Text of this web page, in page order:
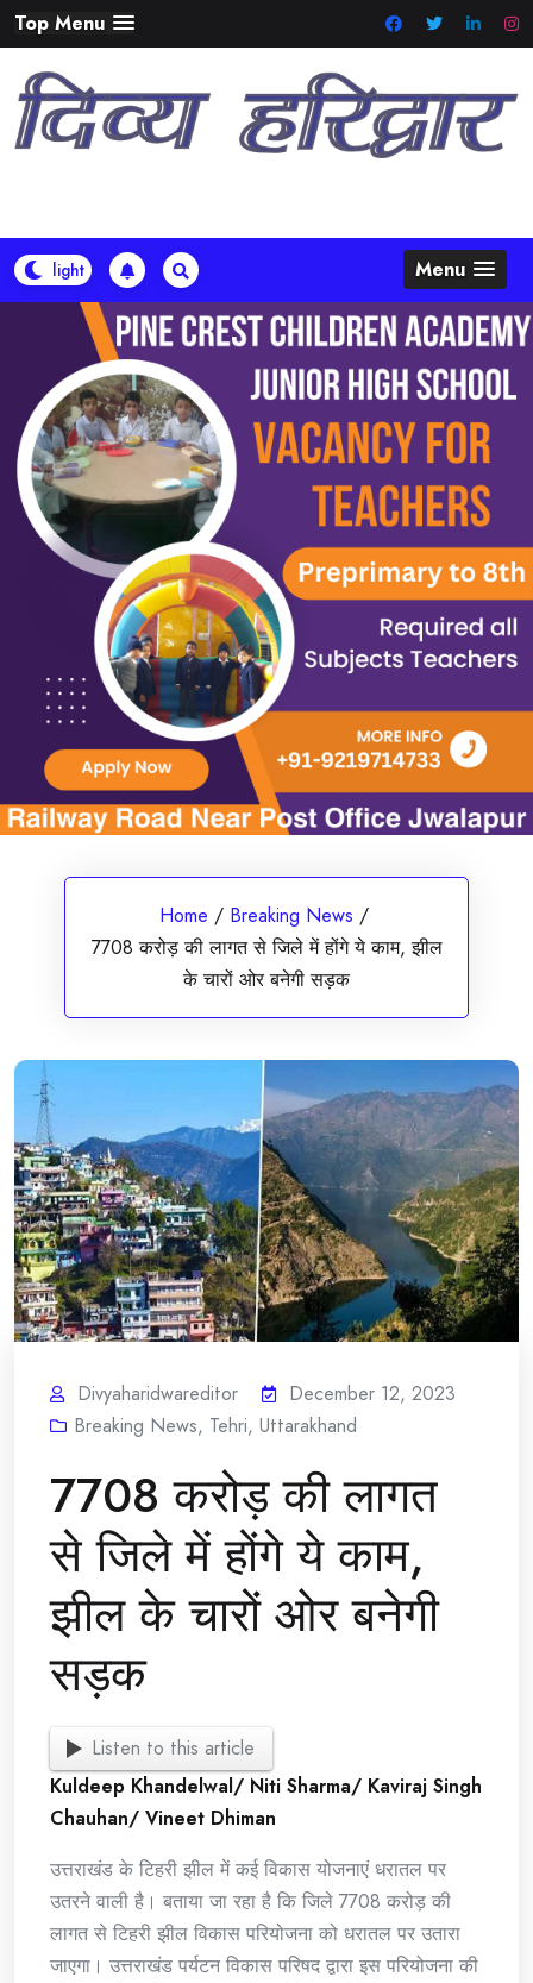
Skip
to
content
Top Menu
Menu
Home / Breaking News /
7708 करोड़ की लागत से जिले में होंगे ये काम, झील
के चारों ओर बनेगी सड़क
Divyaharidwareditor
December 12, 2023
Breaking News, Tehri, Uttarakhand
7708 करोड़ की लागत
से जिले में होंगे ये काम,
झील के चारों ओर बनेगी
सड़क
Listen to this article
Kuldeep Khandelwal/ Niti Sharma/ Kaviraj Singh
Chauhan/ Vineet Dhiman
उत्तराखंड के टिहरी झील में कई विकास योजनाएं धरातल पर
उतरने वाली है। बताया जा रहा है कि जिले 7708 करोड़ की
लागत से टिहरी झील विकास परियोजना को धरातल पर उतारा
जाएगा। उत्तराखंड पर्यटन विकास परिषद द्वारा इस परियोजना की